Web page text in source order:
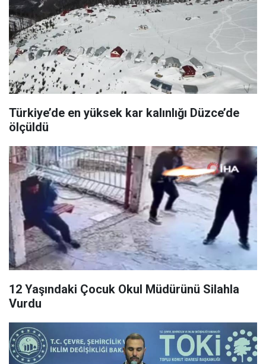
Türkiye’de en yüksek kar kalınlığı Düzce’de
ölçüldü
12 Yaşındaki Çocuk Okul Müdürünü Silahla
Vurdu